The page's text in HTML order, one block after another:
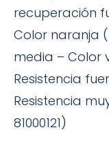
recuperación
Color naranja
media – Color
Resistencia
Resistencia
81000121)